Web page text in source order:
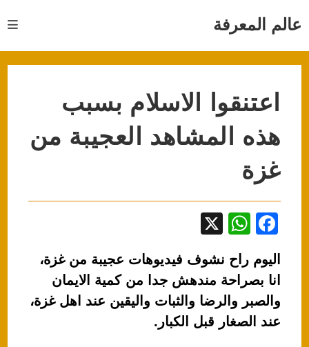
عالم المعرفة
اعتنقوا الاسلام بسبب
هذه المشاهد العجيبة من
غزة
F
c
e
b
o
W
at
s
A
p
اليوم راح نشوف فيديوهات عجيبة من غزة،
انا بصراحة مندهش جدا من كمية الايمان
والصبر والرضا والثبات واليقين عند اهل غزة،
عند الصغار قبل الكبار.